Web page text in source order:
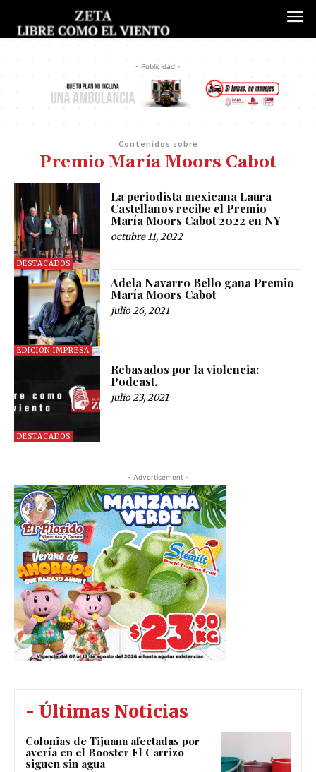
- Publicidad -
Contenidos sobre
Premio María Moors Cabot
DESTACADOS
La periodista mexicana Laura
Castellanos recibe el Premio
María Moors Cabot 2022 en NY
octubre 11, 2022
EDICIÓN IMPRESA
Adela Navarro Bello gana Premio
María Moors Cabot
julio 26, 2021
DESTACADOS
Rebasados por la violencia:
Podcast.
julio 23, 2021
- Advertisement -
- Últimas Noticias
Colonias de Tijuana afectadas por
avería en el Booster El Carrizo
siguen sin agua